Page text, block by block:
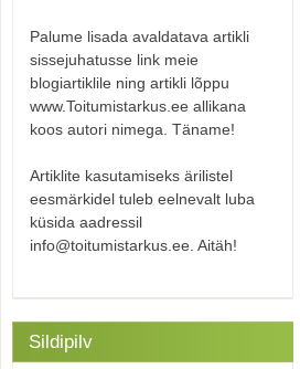
Palume lisada avaldatava artikli
sissejuhatusse link meie
blogiartiklile ning artikli lõppu
www.Toitumistarkus.ee allikana
koos autori nimega. Täname!
Artiklite kasutamiseks ärilistel
eesmärkidel tuleb eelnevalt luba
küsida aadressil
info@toitumistarkus.ee. Aitäh!
Sildipilv